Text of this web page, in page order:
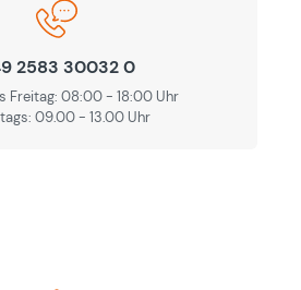
2583 30032 0
Freitag: 08:00 - 18:00 Uhr
09.00 - 13.00 Uhr